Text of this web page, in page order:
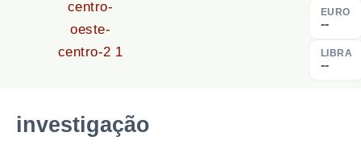
EURO
--
LIBRA
--
investigação